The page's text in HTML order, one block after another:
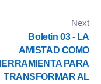
Next
Boletin 03 - LA
AMISTAD COMO
PARA
TRANSFORMAR AL